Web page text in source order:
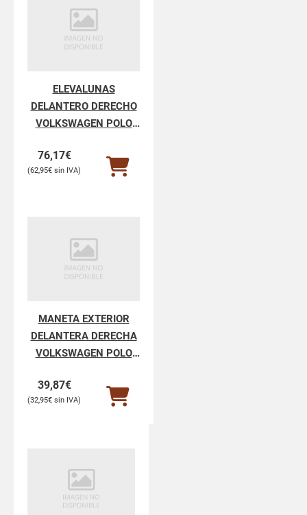
ELEVALUNAS
DELANTERO DERECHO
VOLKSWAGEN POLO
76,17€
62,95€
MANETA EXTERIOR
DELANTERA DERECHA
VOLKSWAGEN POLO
39,87€
32,95€